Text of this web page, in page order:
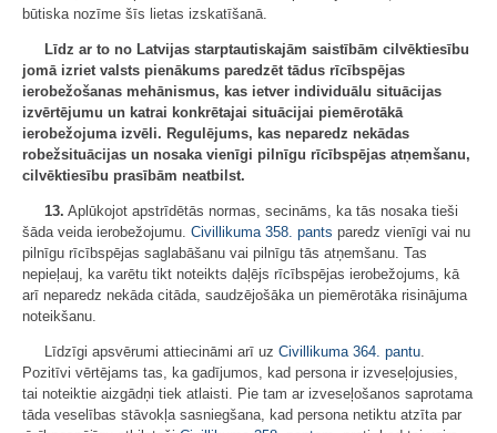
būtiska nozīme šīs lietas izskatīšanā.
Līdz ar to no Latvijas starptautiskajām saistībām cilvēktiesību
jomā izriet valsts pienākums paredzēt tādus rīcībspējas
ierobežošanas mehānismus, kas ietver individuālu situācijas
izvērtējumu un katrai konkrētajai situācijai piemērotākā
ierobežojuma izvēli. Regulējums, kas neparedz nekādas
robežsituācijas un nosaka vienīgi pilnīgu rīcībspējas atņemšanu,
cilvēktiesību prasībām neatbilst.
13. Aplūkojot apstrīdētās normas, secināms, ka tās nosaka tieši
šāda veida ierobežojumu. Civillikuma 358. pants paredz vienīgi vai nu
pilnīgu rīcībspējas saglabāšanu vai pilnīgu tās atņemšanu. Tas
nepieļauj, ka varētu tikt noteikts daļējs rīcībspējas ierobežojums, kā
arī neparedz nekāda citāda, saudzējošāka un piemērotāka risinājuma
noteikšanu.
Līdzīgi apsvērumi attiecināmi arī uz Civillikuma 364. pantu
Pozitīvi vērtējams tas, ka gadījumos, kad persona ir izveseļojusies,
tai noteiktie aizgādņi tiek atlaisti. Pie tam ar izveseļošanos saprotama
tāda veselības stāvokļa sasniegšana, kad persona netiktu atzīta par